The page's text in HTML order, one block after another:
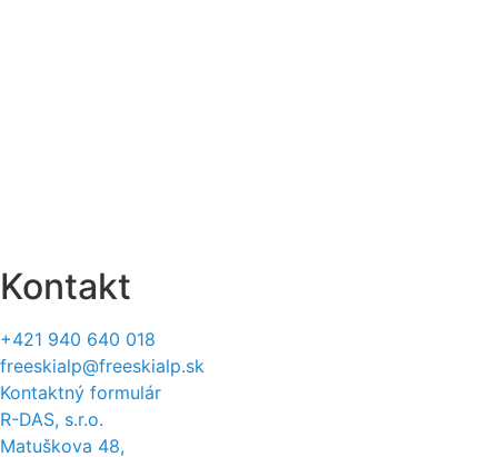
Kontakt
+421 940 640 018
freeskialp@freeskialp.sk
Kontaktný formulár
R-DAS, s.r.o.
Matuškova 48,